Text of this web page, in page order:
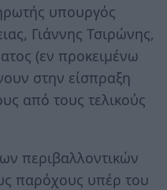
υπουργός
Γιάννης Τσιρώνης,
(εν προκειμένω
στην είσπραξη
από τους τελικούς
περιβαλλοντικών
παρόχους υπέρ του